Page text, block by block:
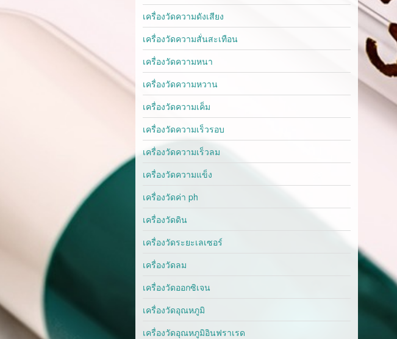
เครื่องวัดความดังเสียง
เครื่องวัดความสั่นสะเทือน
เครื่องวัดความหนา
เครื่องวัดความหวาน
เครื่องวัดความเค็ม
เครื่องวัดความเร็วรอบ
เครื่องวัดความเร็วลม
เครื่องวัดความแข็ง
เครื่องวัดค่า ph
เครื่องวัดดิน
เครื่องวัดระยะเลเซอร์
เครื่องวัดลม
เครื่องวัดออกซิเจน
เครื่องวัดอุณหภูมิ
เครื่องวัดอุณหภูมิอินฟราเรด